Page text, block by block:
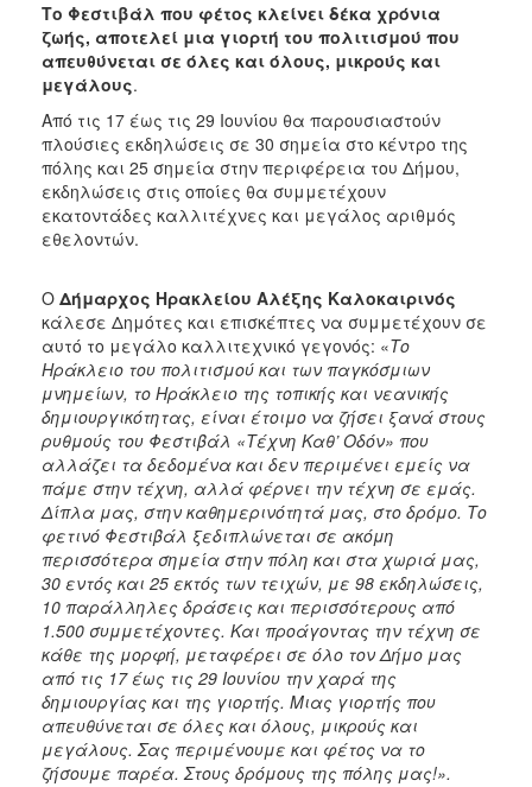
Μεσογειακού
Κινηματογράφου
Φεστιβάλ
Πιάνου
Μαθητικό
Καλλιτεχνικό
Φεστιβάλ
Συμπόσιο
Γλυπτικής
Εκδηλώσεων
ΤΟΠΟΣ
ΔΗΜΟΣ
ΑΝΘΕΚΤΙΚΗ
ΠΟΛΗ
Το Φεστιβάλ που φέτος κλείνει δέκα χρόνια
ζωής, αποτελεί μια γιορτή του πολιτισμού που
απευθύνεται σε όλες και όλους, μικρούς και
μεγάλους.
Από τις 17 έως τις 29 Ιουνίου θα παρουσιαστούν
πλούσιες εκδηλώσεις σε 30 σημεία στο κέντρο της
πόλης και 25 σημεία στην περιφέρεια του Δήμου,
εκδηλώσεις στις οποίες θα συμμετέχουν
εκατοντάδες καλλιτέχνες και μεγάλος αριθμός
εθελοντών.
Ο Δήμαρχος Ηρακλείου Αλέξης Καλοκαιρινός
κάλεσε Δημότες και επισκέπτες να συμμετέχουν σε
αυτό το μεγάλο καλλιτεχνικό γεγονός: «Το
Ηράκλειο του πολιτισμού και των παγκόσμιων
μνημείων, το Ηράκλειο της τοπικής και νεανικής
δημιουργικότητας, είναι έτοιμο να ζήσει ξανά στους
ρυθμούς του Φεστιβάλ «Τέχνη Καθ’ Οδόν» που
αλλάζει τα δεδομένα και δεν περιμένει εμείς να
πάμε στην τέχνη, αλλά φέρνει την τέχνη σε εμάς.
Δίπλα μας, στην καθημερινότητά μας, στο δρόμο. Το
φετινό Φεστιβάλ ξεδιπλώνεται σε ακόμη
περισσότερα σημεία στην πόλη και στα χωριά μας,
30 εντός και 25 εκτός των τειχών, με 98 εκδηλώσεις,
10 παράλληλες δράσεις και περισσότερους από
1.500 συμμετέχοντες. Και προάγοντας την τέχνη σε
κάθε της μορφή, μεταφέρει σε όλο τον Δήμο μας
από τις 17 έως τις 29 Ιουνίου την χαρά της
δημιουργίας και της γιορτής. Μιας γιορτής που
απευθύνεται σε όλες και όλους, μικρούς και
μεγάλους. Σας περιμένουμε και φέτος να το
ζήσουμε παρέα. Στους δρόμους της πόλης μας!».